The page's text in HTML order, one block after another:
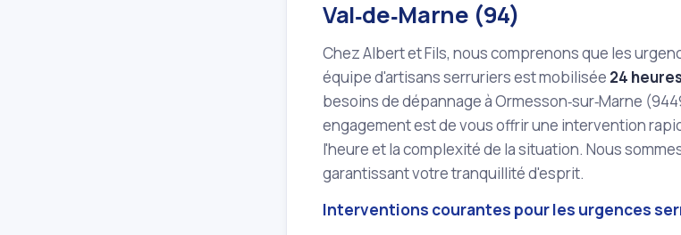
Val‑de‑Marne (94)
Chez Albert et Fils, nous comprenons que les
équipe d'artisans serruriers est mobilisée 24
besoins de dépannage à Ormesson‑sur‑Marne
engagement est de vous offrir une intervention
l'heure et la complexité de la situation. Nous
garantissant votre tranquillité d'esprit.
Interventions courantes pour les urgences